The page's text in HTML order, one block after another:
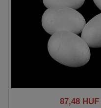
87,48 HUF